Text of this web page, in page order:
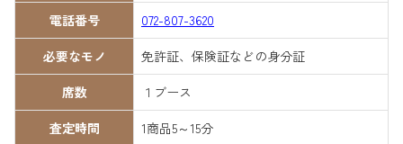
電話番号
072-807-3620
必要なモノ
免許証、保険証などの身分証
席数
１ブース
査定時間
1商品5～15分